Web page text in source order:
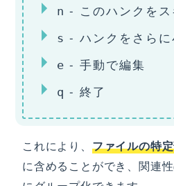
n - このハンクを
s - ハンクをさらに
e - 手動で編集
q - 終了
これにより、 ファイルの特
に含めることができ、関連